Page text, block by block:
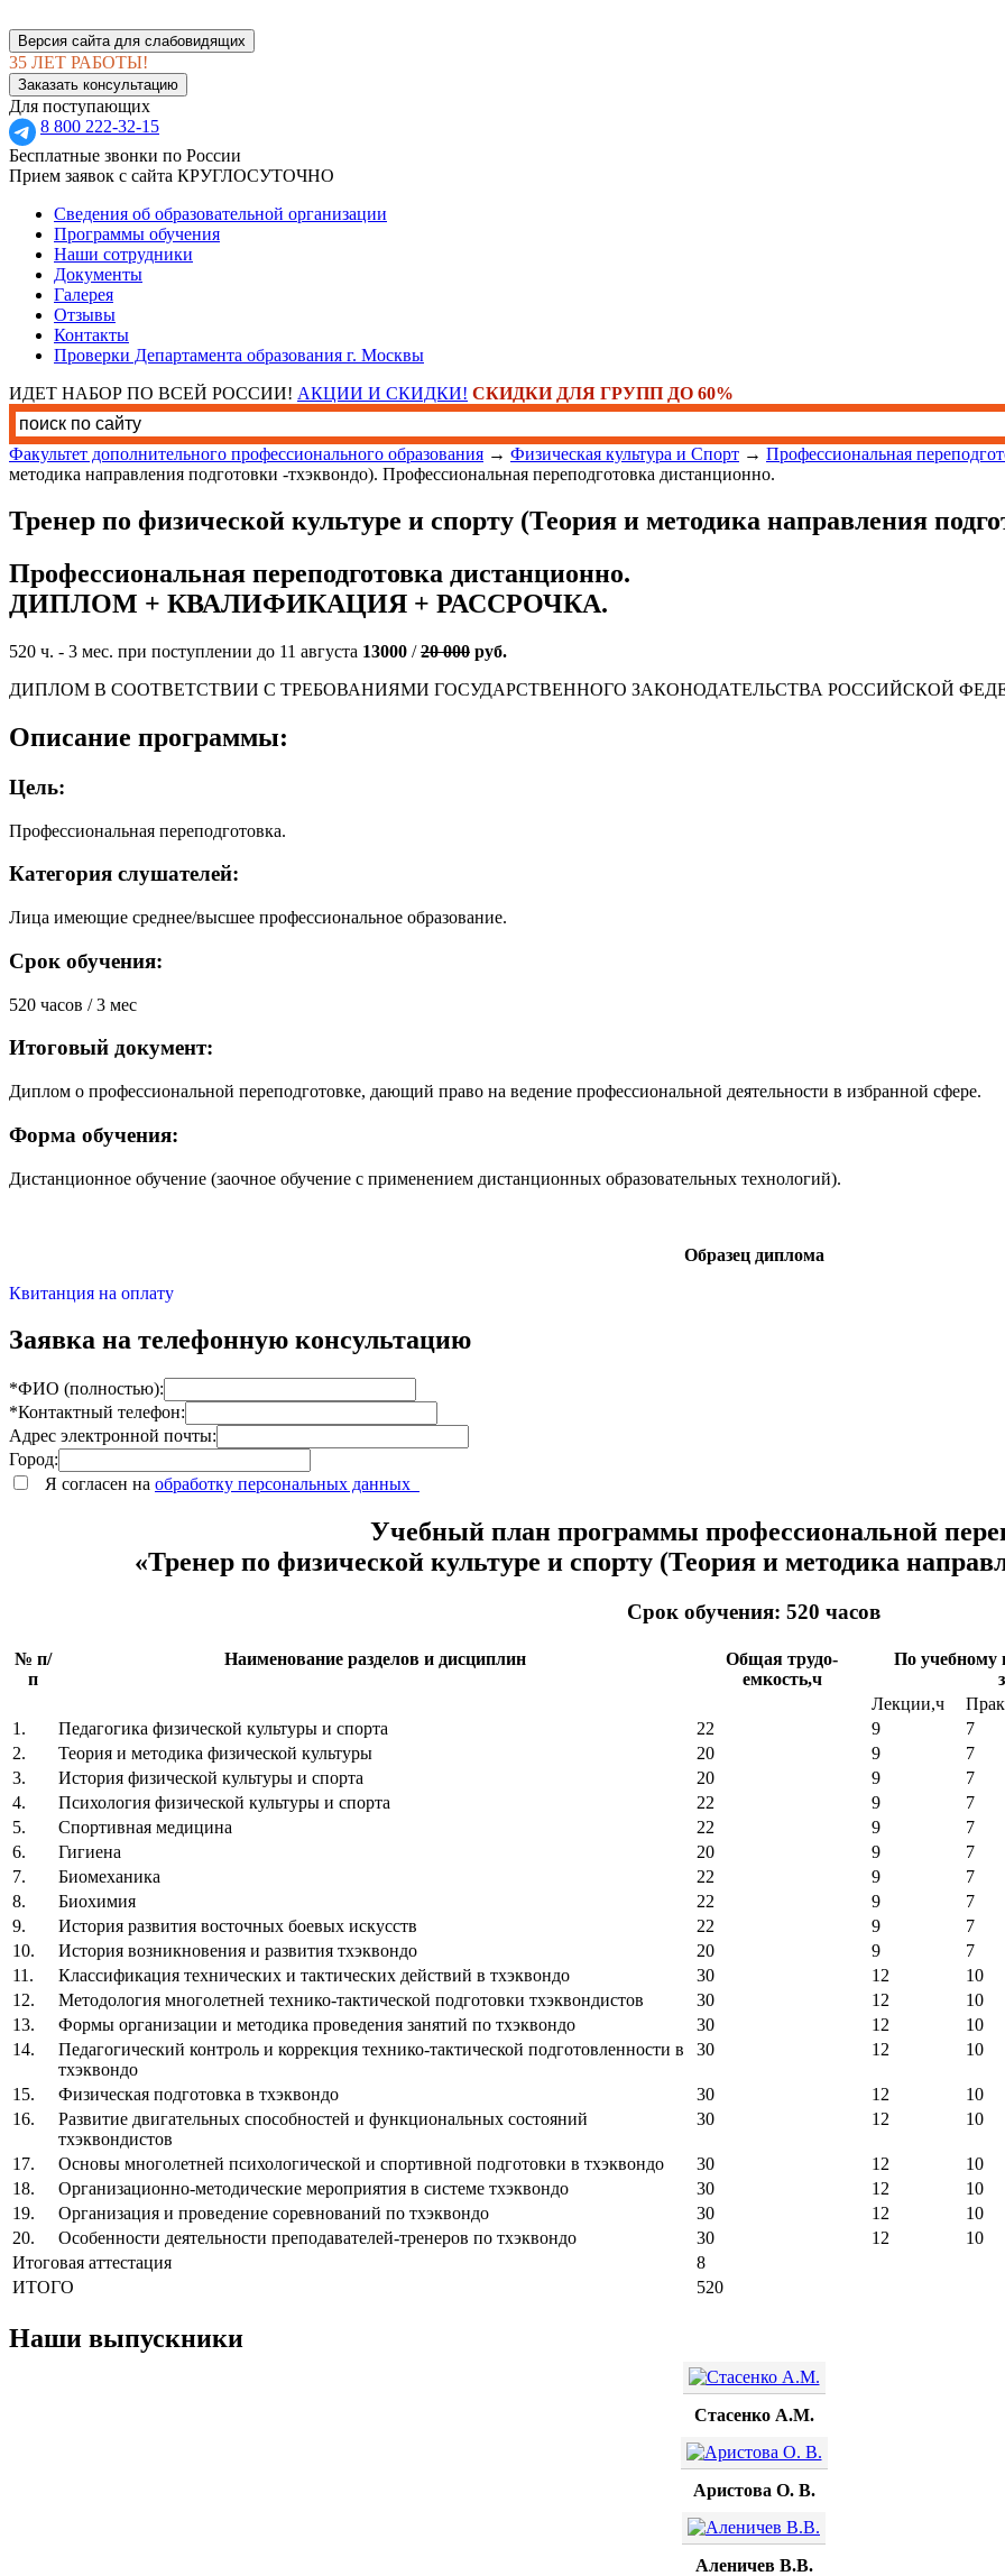
Версия сайта для слабовидящих
35 ЛЕТ РАБОТЫ!
Заказать консультацию
Для поступающих
8 800 222-32-15
Бесплатные звонки по России
Прием заявок с сайта КРУГЛОСУТОЧНО
Сведения об образовательной организации
Программы обучения
Наши сотрудники
Документы
Галерея
Отзывы
Контакты
Проверки Департамента образования г. Москвы
ИДЕТ НАБОР ПО ВСЕЙ РОССИИ! АКЦИИ И СКИДКИ! СКИДКИ ДЛЯ ГРУПП ДО 60%
Факультет дополнительного профессионального образования → Физическая культура и Спорт → Профессиональная
методика направления подготовки -тхэквондо). Профессиональная переподготовка дистанционно.
Тренер по физической культуре и спорту (Теория и методика направления
Профессиональная переподготовка дистанционно.
ДИПЛОМ + КВАЛИФИКАЦИЯ + РАССРОЧКА.
520 ч. - 3 мес. при поступлении до 11 августа 13000 /20 000 руб.
ДИПЛОМ В СООТВЕТСТВИИ С ТРЕБОВАНИЯМИ ГОСУДАРСТВЕННОГО ЗАКОНОДАТЕЛЬСТВА РОССИЙСКОЙ
Описание программы:
Цель:
Профессиональная переподготовка.
Категория слушателей:
Лица имеющие среднее/высшее профессиональное образование.
Срок обучения:
520 часов / 3 мес
Итоговый документ:
Диплом о профессиональной переподготовке, дающий право на ведение профессиональной деятельности в избранной сфере.
Форма обучения:
Дистанционное обучение (заочное обучение с применением дистанционных образовательных технологий).
Образец диплома
Квитанция на оплату
Заявка на телефонную консультацию
*ФИО (полностью):
*Контактный телефон:
Адрес электронной почты:
Город:
Я согласен на обработку персональных данных
Учебный план программы профессиональной
«Тренер по физической культуре и спорту (Теория и методика
Срок обучения: 520 часов
№ п/
п
Наименование разделов и дисциплин
Общая трудо-
емкость,ч
По учебному
Лекции,ч
1.
Педагогика физической культуры и спорта 22 9 7
2.
Теория и методика физической культуры 20 9 7
3.
История физической культуры и спорта 20 9 7
4.
Психология физической культуры и спорта 22 9 7
5.
Спортивная медицина 22 9 7
6.
Гигиена 20 9 7
7.
Биомеханика 22 9 7
8.
Биохимия 22 9 7
9.
История развития восточных боевых искусств 22 9 7
10.
История возникновения и развития тхэквондо 20 9 7
11.
Классификация технических и тактических действий в тхэквондо 30 12 10
12.
Методология многолетней технико-тактической подготовки тхэквондистов 30 12 10
13.
Формы организации и методика проведения занятий по тхэквондо 30 12 10
14.
Педагогический контроль и коррекция технико-тактической подготовленности в
тхэквондо
30 12 10
15. Физическая подготовка в тхэквондо 30 12 10
16.
Развитие двигательных способностей и функциональных состояний
тхэквондистов
30 12 10
17. Основы многолетней психологической и спортивной подготовки в тхэквондо 30 12 10
18.
Организационно-методические мероприятия в системе тхэквондо 30 12 10
19.
Организация и проведение соревнований по тхэквондо 30 12 10
20.
Особенности деятельности преподавателей-тренеров по тхэквондо 30 12 10
Итоговая аттестация
8
ИТОГО
520
Наши выпускники
Стасенко А.М.
Аристова О. В.
Аленичев В.В.